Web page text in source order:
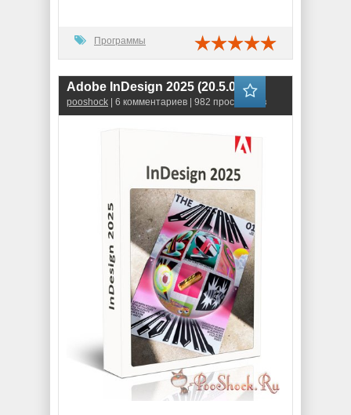
Программы
Adobe InDesign 2025 (20.5.0.048)
pooshock | 6 комментариев | 982 просмотров